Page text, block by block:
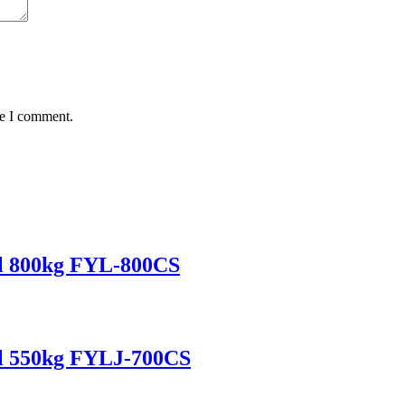
I comment.
FYL-800CS
FYLJ-700CS